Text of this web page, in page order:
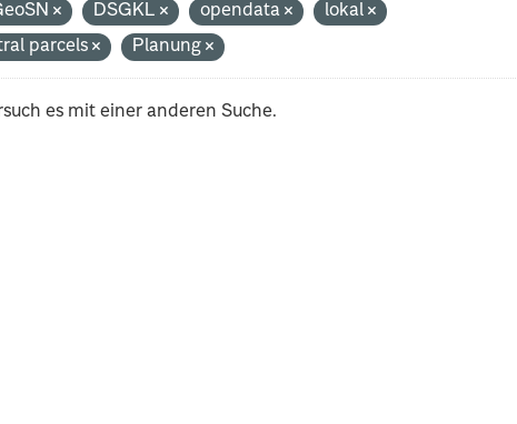
DSGKL opendata
lokal
parcels
Planung
es mit einer anderen Suche.